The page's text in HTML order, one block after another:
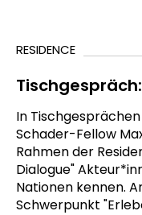
RESIDENCE
In
Schader-Fellow
Rahmen der
Dialogue"
Nationen kennen.
Schwerpunkt